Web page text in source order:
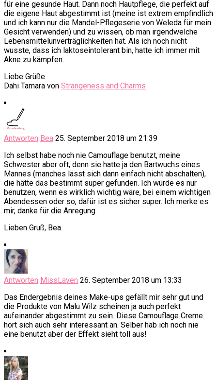
für eine gesunde Haut. Dann noch Hautpflege, die perfekt auf
die eigene Haut abgestimmt ist (meine ist extrem empfindlich
und ich kann nur die Mandel-Pflegeserie von Weleda für mein
Gesicht verwenden) und zu wissen, ob man irgendwelche
Lebensmittelunverträglichkeiten hat. Als ich noch nicht
wusste, dass ich laktoseintolerant bin, hatte ich immer mit
Akne zu kämpfen.
Liebe Grüße
Dahi Tamara von Strangeness and Charms
Antworten Bea 25. September 2018 um 21:39
Ich selbst habe noch nie Camouflage benutzt, meine
Schwester aber oft, denn sie hatte ja den Bartwuchs eines
Mannes (manches lässt sich dann einfach nicht abschalten),
die hätte das bestimmt super gefunden. Ich würde es nur
benutzen, wenn es wirklich wichtig wäre, bei einem wichtigen
Abendessen oder so, dafür ist es sicher super. Ich merke es
mir, danke für die Anregung.
Lieben Gruß, Bea.
Antworten MissLaven 26. September 2018 um 13:33
Das Endergebnis deines Make-ups gefällt mir sehr gut und
die Produkte von Malu Wilz scheinen ja auch perfekt
aufeinander abgestimmt zu sein. Diese Camouflage Creme
hört sich auch sehr interessant an. Selber hab ich noch nie
eine benutzt aber der Effekt sieht toll aus!